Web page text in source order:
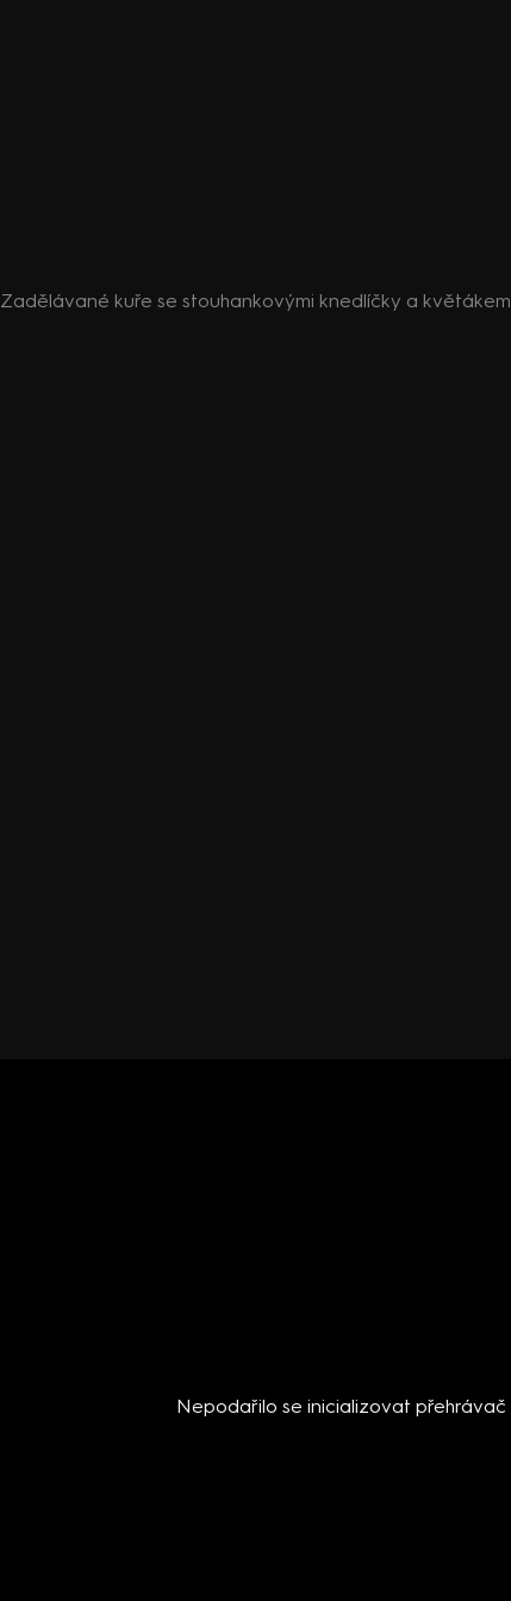
Zadělávané kuře se stouhankovými knedlíčky a květákem
Nepodařilo se inicializovat přehrávač